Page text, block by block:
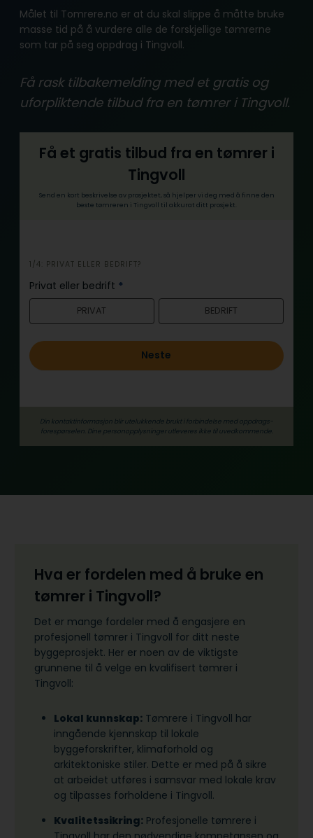
Målet til Tomrere.no er at du skal slippe å måtte bruke
masse tid på å vurdere alle de forskjellige tømrerne
som tar på seg oppdrag i Tingvoll.
Få rask tilbakemelding med et gratis og
uforpliktende tilbud fra en tømrer i Tingvoll.
Få et gratis tilbud fra en tømrer i
Tingvoll
Send en kort beskrivelse av prosjektet, så hjelper vi deg med å finne den
beste tømreren i Tingvoll til akkurat ditt prosjekt.
i
n
n
o
d
1/4: PRIVAT ELLER BEDRIFT?
Privat eller bedrift *
PRIVAT BEDRIFT
Neste
Din kontaktinformasjon blir utelukkende brukt i forbindelse med oppdrags­
forespørselen. Dine person­­opplysninger utleveres ikke til uvedkommende.
Hva er fordelen med å bruke en
tømrer i Tingvoll?
Det er mange fordeler med å engasjere en
profesjonell tømrer i Tingvoll for ditt neste
byggeprosjekt. Her er noen av de viktigste
grunnene til å velge en kvalifisert tømrer i
Tingvoll:
Lokal kunnskap: Tømrere i Tingvoll har
inngående kjennskap til lokale
byggeforskrifter, klimaforhold og
arkitektoniske stiler. Dette er med på å sikre
at arbeidet utføres i samsvar med lokale krav
og tilpasses forholdene i Tingvoll.
Kvalitetssikring: Profesjonelle tømrere i